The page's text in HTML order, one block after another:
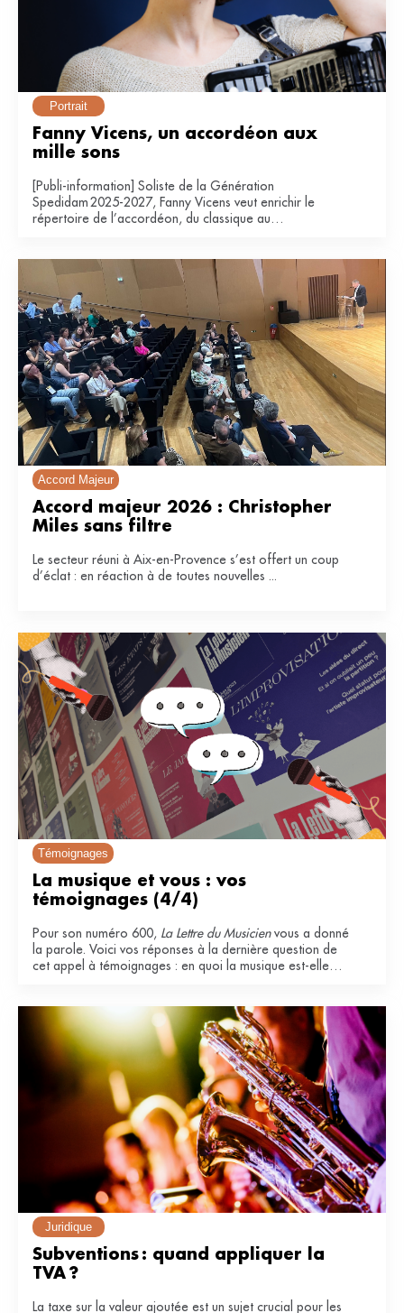
Portrait
Fanny Vicens, un accordéon aux
mille sons
[Publi-information] Soliste de la Génération
Spedidam 2025-2027, Fanny Vicens veut enrichir le
répertoire de l’accordéon, du classique au
Accord Majeur
Accord majeur 2026 : Christopher
Miles sans filtre
Le secteur réuni à Aix-en-Provence s’est offert un coup
d’éclat : en réaction à de toutes nouvelles ...
Témoignages
La musique et vous : vos
témoignages (4/4)
Pour son numéro 600, La Lettre du Musicienvous a donné
la parole. Voici vos réponses à la dernière question de
cet appel à témoignages : en quoi la musique est-elle
Juridique
Subventions : quand appliquer la
TVA ?
La taxe sur la valeur ajoutée est un sujet crucial pour les